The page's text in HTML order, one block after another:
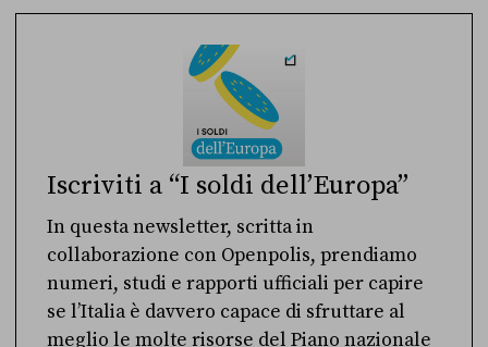
Iscriviti a “I soldi dell’Europa”
In questa newsletter, scritta in
collaborazione con Openpolis, prendiamo
numeri, studi e rapporti ufficiali per capire
se l’Italia è davvero capace di sfruttare al
meglio le molte risorse del Piano nazionale